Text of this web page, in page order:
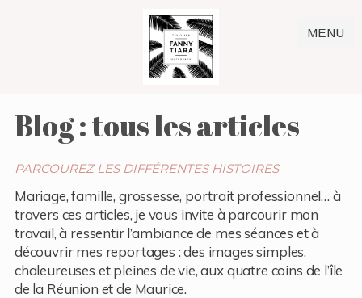
MENU
Blog : tous les articles
PARCOUREZ LES DIFFÉRENTES HISTOIRES
Mariage, famille, grossesse, portrait professionnel… à
travers ces articles, je vous invite à parcourir mon
travail, à ressentir l’ambiance de mes séances et à
découvrir mes reportages : des images simples,
chaleureuses et pleines de vie, aux quatre coins de l’île
de la Réunion et de Maurice.